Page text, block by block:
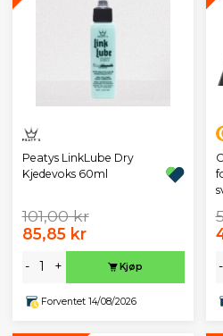
Peatys LinkLube Dry
Kjedevoks 60ml
101,00 kr
85,85 kr
- + Kjøp
Forventet 14/08/2026
-